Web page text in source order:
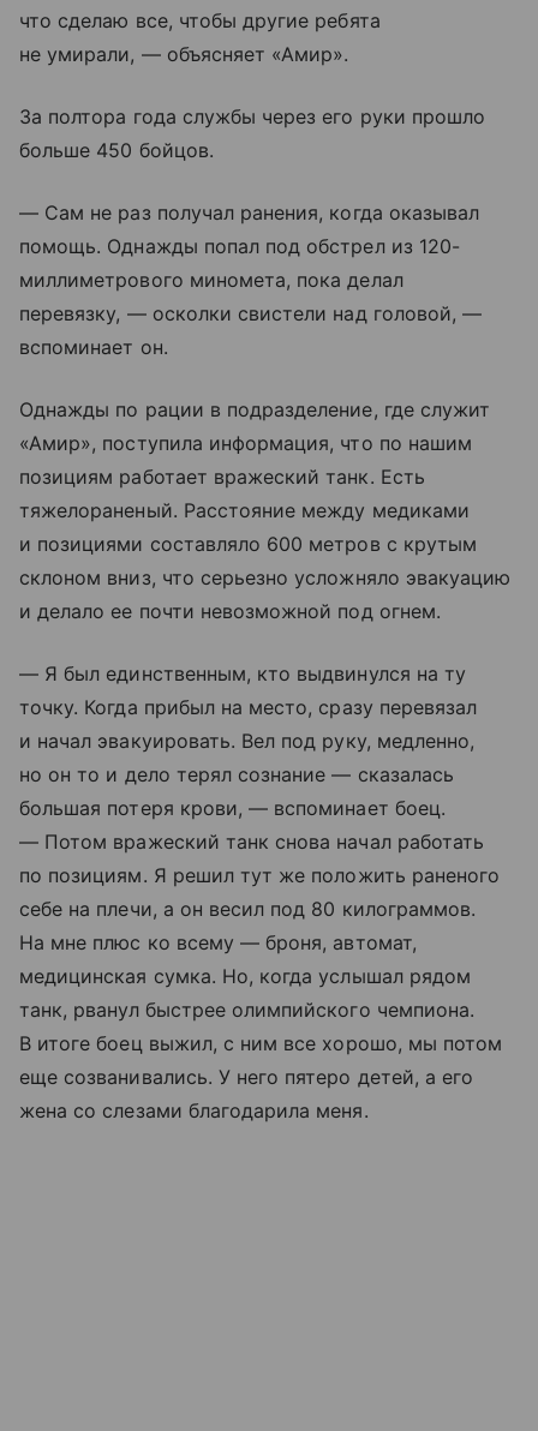
что сделаю все, чтобы другие ребята
не умирали, — объясняет «Амир».
За полтора года службы через его руки прошло
больше 450 бойцов.
— Сам не раз получал ранения, когда оказывал
помощь. Однажды попал под обстрел из 120-
миллиметрового миномета, пока делал
перевязку, — осколки свистели над головой, —
вспоминает он.
Однажды по рации в подразделение, где служит
«Амир», поступила информация, что по нашим
позициям работает вражеский танк. Есть
тяжелораненый. Расстояние между медиками
и позициями составляло 600 метров с крутым
склоном вниз, что серьезно усложняло эвакуацию
и делало ее почти невозможной под огнем.
— Я был единственным, кто выдвинулся на ту
точку. Когда прибыл на место, сразу перевязал
и начал эвакуировать. Вел под руку, медленно,
но он то и дело терял сознание — сказалась
большая потеря крови, — вспоминает боец.
— Потом вражеский танк снова начал работать
по позициям. Я решил тут же положить раненого
себе на плечи, а он весил под 80 килограммов.
На мне плюс ко всему — броня, автомат,
медицинская сумка. Но, когда услышал рядом
танк, рванул быстрее олимпийского чемпиона.
В итоге боец выжил, с ним все хорошо, мы потом
еще созванивались. У него пятеро детей, а его
жена со слезами благодарила меня.